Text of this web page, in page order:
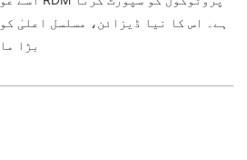
ہے۔ اس کا نیا ڈیزائن، مسلسل اعلیٰ
بڑا